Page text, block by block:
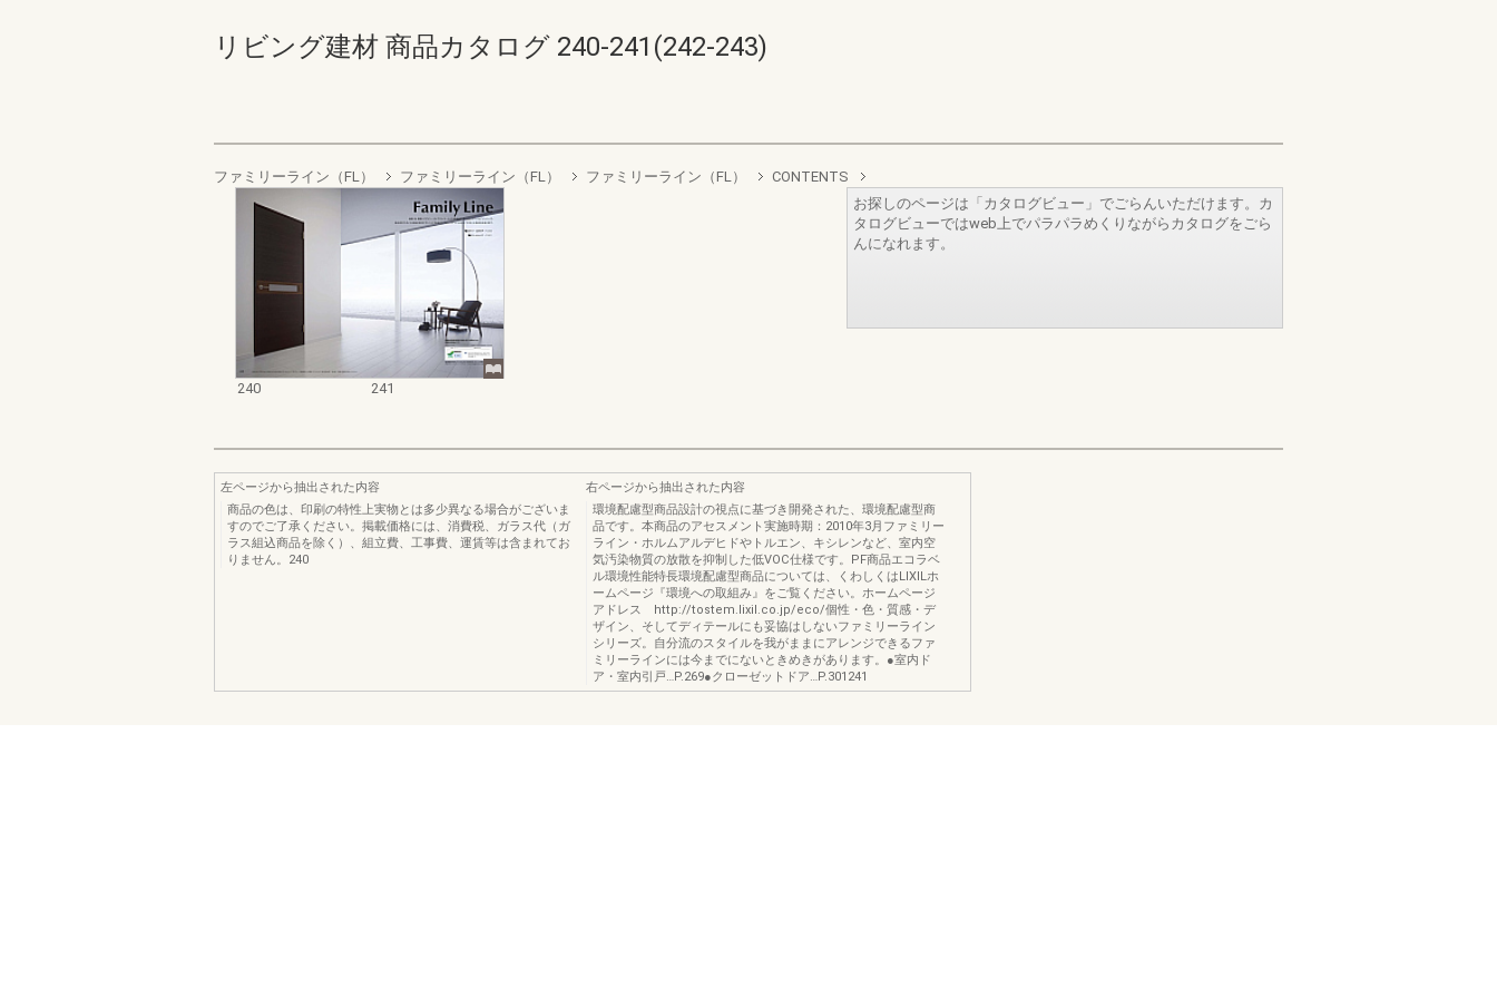
リビング建材 商品カタログ 240-241(242-243)
ファミリーライン（FL） ファミリーライン（FL） ファミリーライン（FL） CONTENTS
240 241
お探しのページは「カタログビュー」でごらんいただけます。カ
タログビューではweb上でパラパラめくりながらカタログをごら
んになれます。
左ページから抽出された内容
商品の色は、印刷の特性上実物とは多少異なる場合がございま
すのでご了承ください。掲載価格には、消費税、ガラス代（ガ
ラス組込商品を除く）、組立費、工事費、運賃等は含まれてお
りません。240
右ページから抽出された内容
環境配慮型商品設計の視点に基づき開発された、環境配慮型商
品です。本商品のアセスメント実施時期：2010年3月ファミリー
ライン・ホルムアルデヒドやトルエン、キシレンなど、室内空
気汚染物質の放散を抑制した低VOC仕様です。PF商品エコラベ
ル環境性能特長環境配慮型商品については、くわしくはLIXILホ
ームページ『環境への取組み』をご覧ください。ホームページ
アドレス http://tostem.lixil.co.jp/eco/個性・色・質感・デ
ザイン、そしてディテールにも妥協はしないファミリーライン
シリーズ。自分流のスタイルを我がままにアレンジできるファ
ミリーラインには今までにないときめきがあります。●室内ド
ア・室内引戸…P.269●クローゼットドア…P.301241